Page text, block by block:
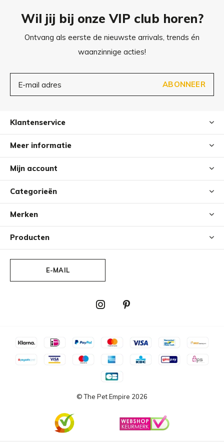
Wil jij bij onze VIP club horen?
Ontvang als eerste de nieuwste arrivals, trends én
waanzinnige acties!
ABONNEER
Klantenservice
Meer informatie
Mijn account
Categorieën
Merken
Producten
E-MAIL
© The Pet Empire 2026